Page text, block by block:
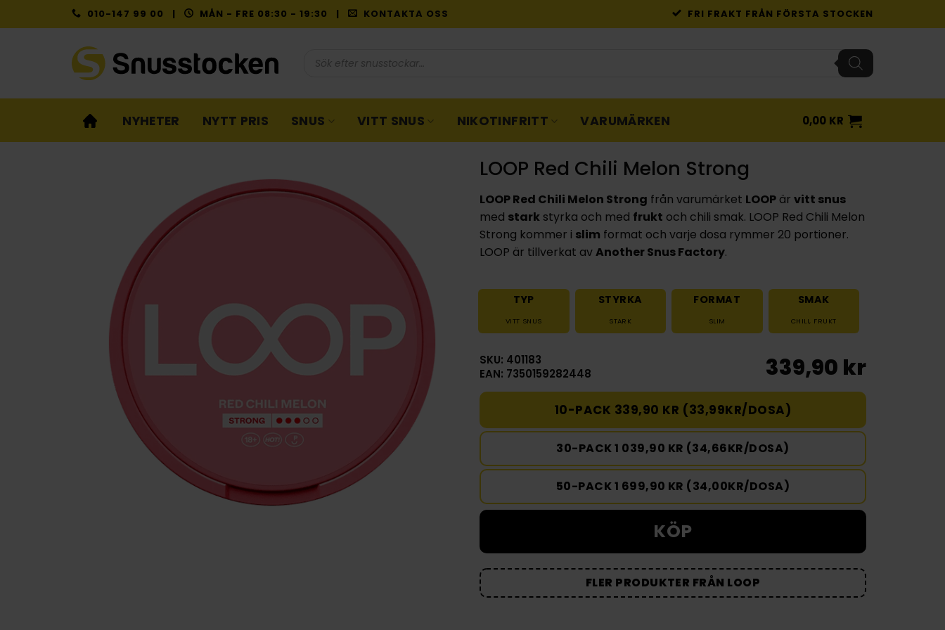
to
010-147 99 00 | MÅN - FRE 08:30 - 19:30 | KONTAKTA OSS FRI FRAKT FRÅN FÖRSTA STOCKEN
NYHETER NYTT PRIS SNUS VITT SNUS NIKOTINFRITT VARUMÄRKEN 0,00 KR
LOOP Red Chili Melon Strong
LOOP Red Chili Melon Strong från varumärket LOOP är vitt snus
med stark styrka och med frukt och chili smak. LOOP Red Chili Melon
Strong kommer i slim format och varje dosa rymmer 20 portioner.
LOOP är tillverkat avAnother Snus Factory.
TYP
VITT SNUS
STYRKA
STARK
FORMAT
SLIM
SMAK
CHILI, FRUKT
SKU: 401183
EAN: 7350159282448
339,90 kr
10-PACK 339,90 KR (33,99KR/DOSA)
30-PACK 1 039,90 KR (34,66KR/DOSA)
50-PACK 1 699,90 KR (34,00KR/DOSA)
KÖP
FLER PRODUKTER FRÅN LOOP